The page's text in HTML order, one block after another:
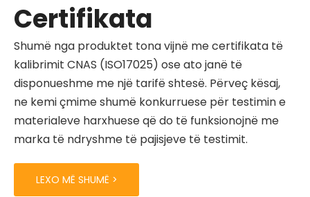
Certifikata
Shumë nga produktet tona vijnë me certifikata të
kalibrimit CNAS (ISO17025) ose ato janë të
disponueshme me një tarifë shtesë. Përveç kësaj,
ne kemi çmime shumë konkurruese për testimin e
materialeve harxhuese që do të funksionojnë me
marka të ndryshme të pajisjeve të testimit.
LEXO MË SHUMË >